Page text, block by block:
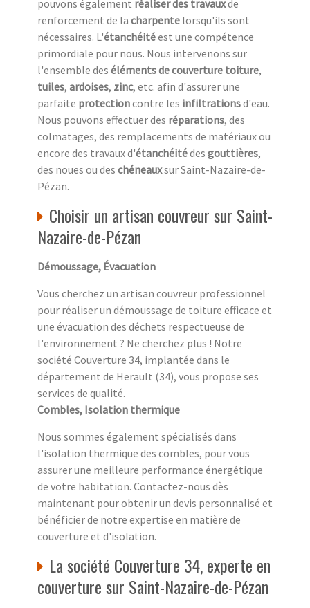
pouvons également réaliser des travauxde
renforcement de la charpente lorsqu'ils sont
nécessaires. L'étanchéitéest une compétence
primordiale pour nous. Nous intervenons sur
l'ensemble des éléments de couverture toiture,
tuiles, ardoises, zinc, etc. afin d'assurer une
parfaite protectioncontre les infiltrationsd'eau.
Nous pouvons effectuer des réparations, des
colmatages, des remplacements de matériaux ou
encore des travaux d'étanchéitédes gouttières,
des noues ou des chéneauxsur Saint-Nazaire-de-
Pézan.
Choisir un artisan couvreur sur Saint-
Nazaire-de-Pézan
Démoussage, Évacuation
Vous cherchez un artisan couvreur professionnel
pour réaliser un démoussage de toiture efficace et
une évacuation des déchets respectueuse de
l'environnement ? Ne cherchez plus ! Notre
société Couverture 34, implantée dans le
département de Herault (34), vous propose ses
services de qualité.
Combles, Isolation thermique
Nous sommes également spécialisés dans
l'isolation thermique des combles, pour vous
assurer une meilleure performance énergétique
de votre habitation. Contactez-nous dès
maintenant pour obtenir un devis personnalisé et
bénéficier de notre expertise en matière de
couverture et d'isolation.
La société Couverture 34, experte en
couverture sur Saint-Nazaire-de-Pézan